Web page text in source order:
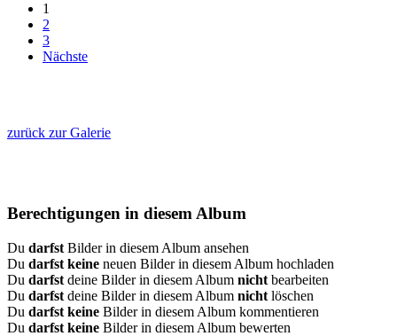
1
2
3
Nächste
zurück zur Galerie
Berechtigungen in diesem Album
Du darfst Bilder in diesem Album ansehen
Du darfst keine neuen Bilder in diesem Album hochladen
Du darfst deine Bilder in diesem Album nicht bearbeiten
Du darfst deine Bilder in diesem Album nicht löschen
Du darfst keine Bilder in diesem Album kommentieren
Du darfst keine Bilder in diesem Album bewerten